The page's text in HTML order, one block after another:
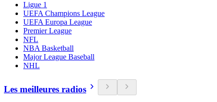
Ligue 1
UEFA Champions League
UEFA Europa League
Premier League
NFL
NBA Basketball
Major League Baseball
NHL
Les meilleures radios